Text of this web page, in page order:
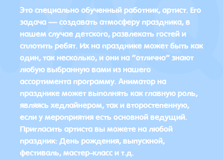
Это специально обученный работник, артист. Его
задача — создавать атмосферу праздника, в
нашем случае детского, развлекать гостей и
сплотить ребят. Их на празднике может быть как
один, так несколько, и они на “отлично” знают
любую выбранную вами из нашего
ассортимента программу. Аниматор на
празднике может выполнять как главную роль,
являясь хедлайнером, так и второстепенную,
если у мероприятия есть основной ведущий.
Пригласить артиста вы можете на любой
праздник: День рождения, выпускной,
фестиваль, мастер-класс и т.д.